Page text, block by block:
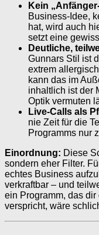
Kein
Business-Idee,
hat, wird auch
setzt eine
Deutliche,
Gunnars Stil ist
extrem
kann das im
inhaltlich ist der
Optik vermuten
Live-Calls als
nie Zeit für die
Programms nur
Einordnung: Diese
sondern eher Filter.
echtes Business
verkraftbar – und
ein Programm, das
verspricht, wäre